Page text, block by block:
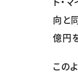
向と
億円
この